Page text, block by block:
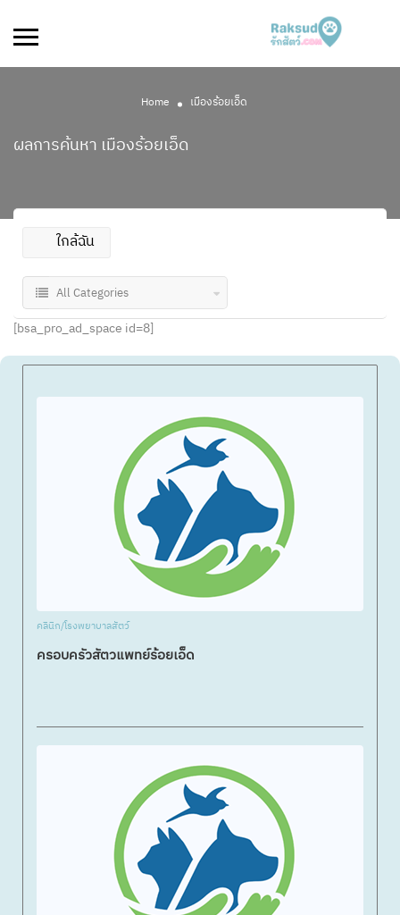
Home เมืองร้อยเอ็ด
ผลการค้นหา เมืองร้อยเอ็ด
ใกล้ฉัน
All Categories
[bsa_pro_ad_space id=8]
คลินิก/โรงพยาบาลสัตว์
ครอบครัวสัตวแพทย์ร้อยเอ็ด